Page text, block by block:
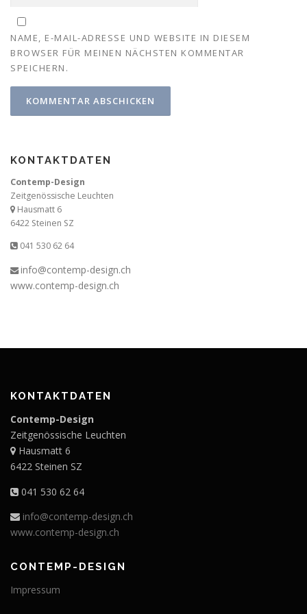
NAME, E-MAIL-ADRESSE UND WEBSITE IN DIESEM
BROWSER FÜR MEINEN NÄCHSTEN KOMMENTAR
SPEICHERN.
KONTAKTDATEN
Contemp-Design
Zeitgenössische Leuchten
Hausmatt 6
6422 Steinen SZ
041 530 62 64
info@contemp-design.ch
www.contemp-design.ch
KONTAKTDATEN
Contemp-Design
Zeitgenössische Leuchten
Hausmatt 6
6422 Steinen SZ
041 530 62 64
info@contemp-design.ch
www.contemp-design.ch
CONTEMP-DESIGN
Impressum